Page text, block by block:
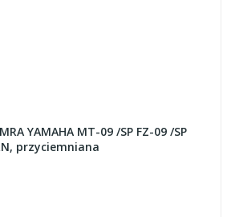
YAMAHA MT-09 /SP FZ-09 /SP
przyciemniana